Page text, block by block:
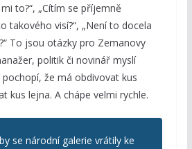
to?“, „Cítím se příjemně
takového visí?“, „Není to docela
To jsou otázky pro Zemanovy
politik či novinář myslí
pochopí, že má obdivovat kus
kus lejna. A chápe velmi rychle.
se národní galerie vrátily ke